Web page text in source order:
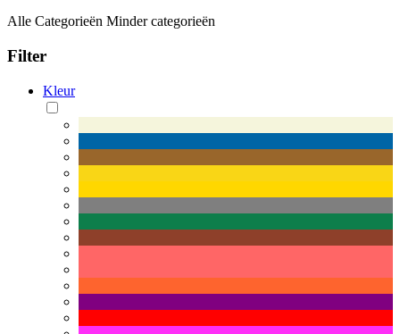
Alle Categorieën Minder categorieën
Filter
Kleur